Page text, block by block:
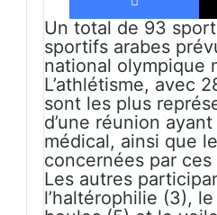
Un total de 93
sportifs arabes
national olympique
L’athlétisme, avec
sont les plus
d’une réunion
médical, ainsi que
concernées par ces
Les autres
l’haltérophilie (3),